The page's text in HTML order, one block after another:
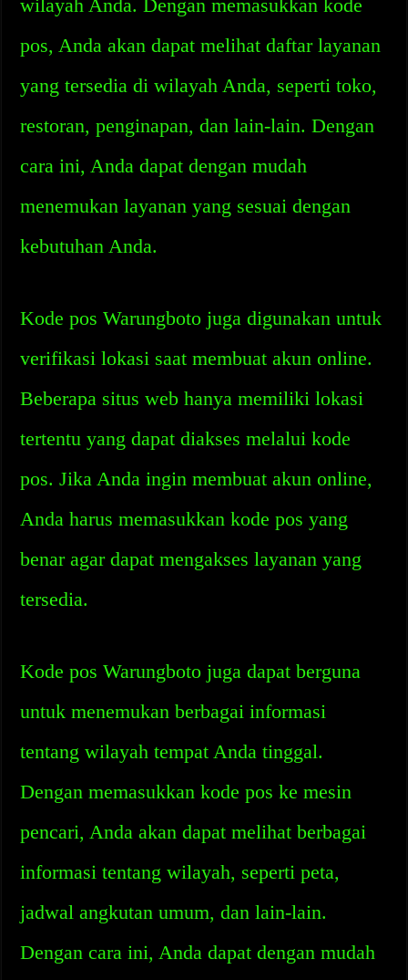
wilayah Anda. Dengan memasukkan kode
pos, Anda akan dapat melihat daftar layanan
yang tersedia di wilayah Anda, seperti toko,
restoran, penginapan, dan lain-lain. Dengan
cara ini, Anda dapat dengan mudah
menemukan layanan yang sesuai dengan
kebutuhan Anda.
Kode pos Warungboto juga digunakan untuk
verifikasi lokasi saat membuat akun online.
Beberapa situs web hanya memiliki lokasi
tertentu yang dapat diakses melalui kode
pos. Jika Anda ingin membuat akun online,
Anda harus memasukkan kode pos yang
benar agar dapat mengakses layanan yang
tersedia.
Kode pos Warungboto juga dapat berguna
untuk menemukan berbagai informasi
tentang wilayah tempat Anda tinggal.
Dengan memasukkan kode pos ke mesin
pencari, Anda akan dapat melihat berbagai
informasi tentang wilayah, seperti peta,
jadwal angkutan umum, dan lain-lain.
Dengan cara ini, Anda dapat dengan mudah